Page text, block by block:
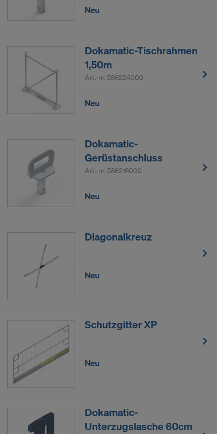
Neu
Dokamatic-Tischrahmen
1,50m
Art.-nr. 586224000
Neu
Dokamatic-
Gerüstanschluss
Art.-nr. 586216000
Neu
Diagonalkreuz
Neu
Schutzgitter XP
Neu
Dokamatic-
Unterzugslasche 60cm